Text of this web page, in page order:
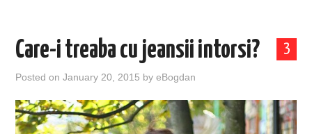
3
Care-i treaba cu jeansii intorsi?
Posted onJanuary 20, 2015 byeBogdan